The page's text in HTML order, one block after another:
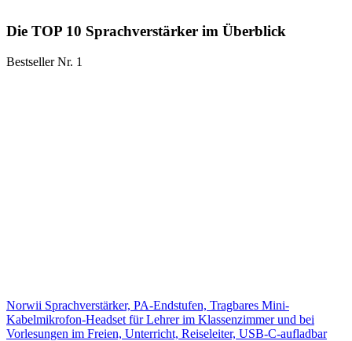
Die TOP 10 Sprachverstärker im Überblick
Bestseller Nr. 1
Norwii Sprachverstärker, PA-Endstufen, Tragbares Mini-
Kabelmikrofon-Headset für Lehrer im Klassenzimmer und bei
Vorlesungen im Freien, Unterricht, Reiseleiter, USB-C-aufladbar